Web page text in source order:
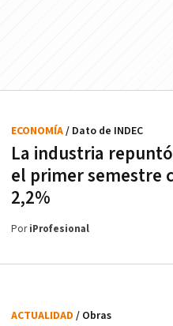
La industria
el primer semestre
2,2%
ECONOMÍA/ Dato de INDEC
PoriProfesional
ACTUALIDAD / Obras